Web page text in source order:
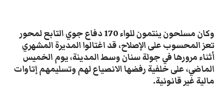
وكان مسلحون ينتمون للواء 170 دفاع جوي التابع لمحور
تعز المحسوب على الإصلاح، قد اغتالوا المديرة المشهري
أثناء مرورها في جولة سنان وسط المدينة، يوم الخميس
الماضي، على خلفية رفضها الانصياع لهم وتسليمهم إتاوات
مالية غير قانونية.